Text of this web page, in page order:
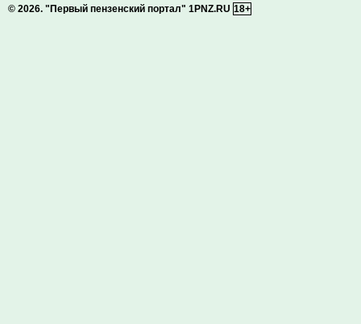
© 2026. "Первый пензенский портал" 1PNZ.RU 18+